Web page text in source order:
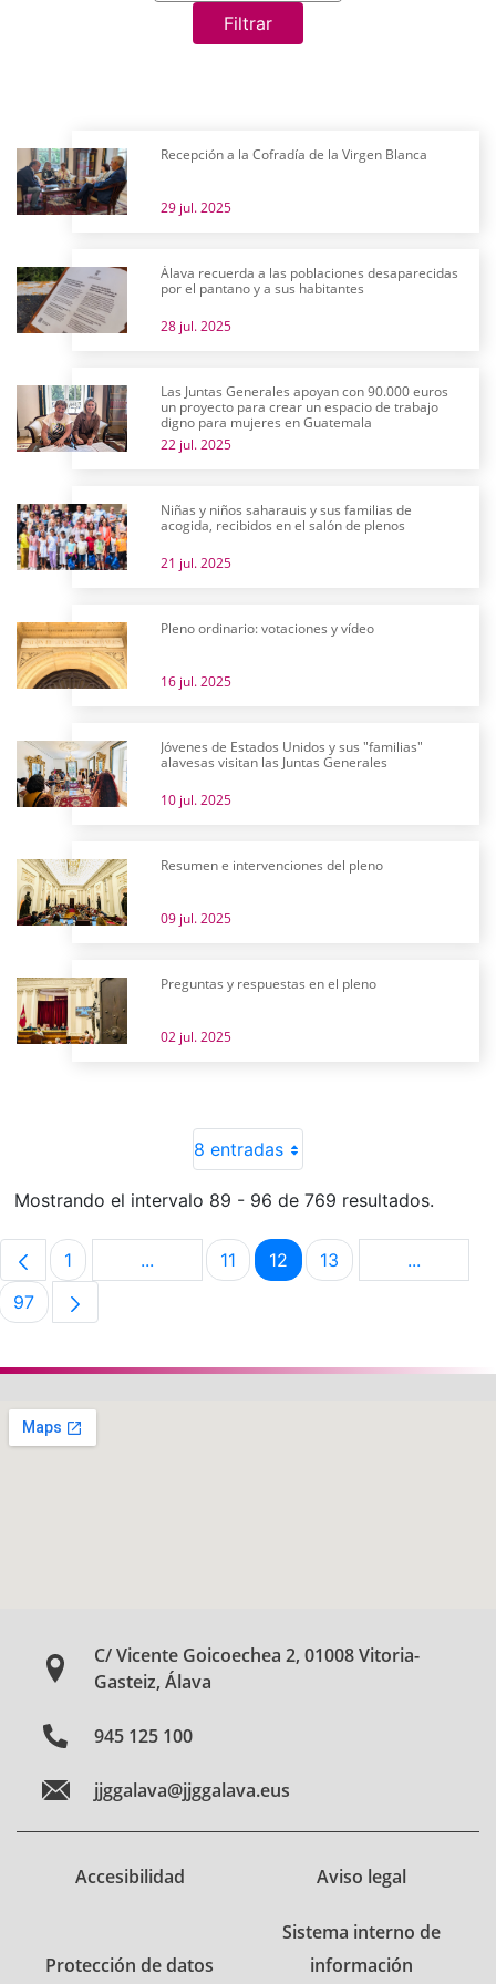
Filtrar
Recepción a la Cofradía de la Virgen Blanca
29 jul. 2025
Álava recuerda a las poblaciones desaparecidas
por el pantano y a sus habitantes
28 jul. 2025
Las Juntas Generales apoyan con 90.000 euros
un proyecto para crear un espacio de trabajo
digno para mujeres en Guatemala
22 jul. 2025
Niñas y niños saharauis y sus familias de
acogida, recibidos en el salón de plenos
21 jul. 2025
Pleno ordinario: votaciones y vídeo
16 jul. 2025
Jóvenes de Estados Unidos y sus "familias"
alavesas visitan las Juntas Generales
10 jul. 2025
Resumen e intervenciones del pleno
09 jul. 2025
Preguntas y respuestas en el pleno
02 jul. 2025
8 entradas
Mostrando el intervalo 89 - 96 de 769 resultados.
Página
1 ...Páginas intermedias Use TAB para
Página
11 Página
12 Página
13 ...Páginas
Página
97
C/ Vicente Goicoechea 2, 01008 Vitoria-
Gasteiz, Álava
945 125 100
jjggalava@jjggalava.eus
Accesibilidad Aviso legal
Protección de datos
Sistema interno de
información